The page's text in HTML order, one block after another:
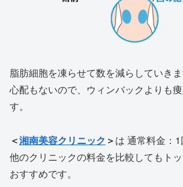
脂肪細胞を凍らせて数を減らしていき
心配もないので、ウィンバックよりも
す。
＜湘南美容クリニック ＞は 通常料金：1
他のクリニックの料金を比較してもト
おすすめです。